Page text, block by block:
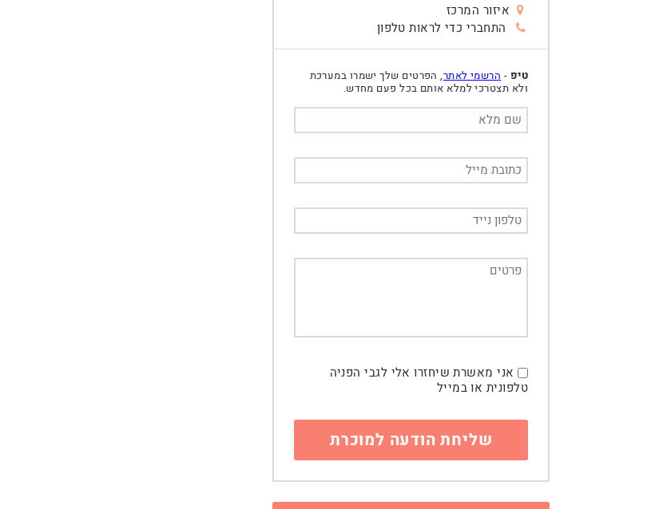
איזור המרכז
התחברי כדי לראות טלפון
טיפ - הרשמי לאתר, הפרטים שלך ישמרו במערכת
ולא תצטרכי למלא אותם בכל פעם מחדש.
אני מאשרת שיחזרו אלי לגבי הפניה
טלפונית או במייל